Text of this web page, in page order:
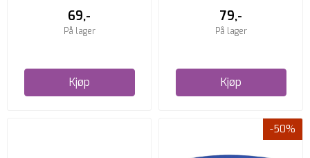
69,-
På lager
Kjøp
79,-
På lager
Kjøp
-50%